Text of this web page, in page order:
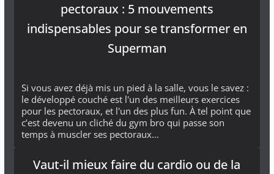
pectoraux : 5 mouvements
indispensables pour se transformer en
Superman
Si vous avez déjà mis un pied à la salle, vous le savez :
le développé couché est l'un des meilleurs exercices
pour les pectoraux, et l'un des plus fun. À tel point que
c’est devenu un cliché du gym bro qui passe son
temps à muscler ses pectoraux…
Vaut-il mieux faire du cardio ou de la